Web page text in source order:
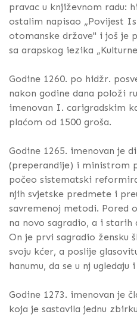
pravac u književnom radu:
ostalim napisao „Povijest
otomanske države" i još je
sa arapskog iezika
Godine 1260. po hidžr.
nakon godine dana položi
imenovan I. carigradskim
plaćom od 1500 groša.
Godine 1265. imenovan je
(preperandije) i ministrom
počeo sistematski
njih svjetske predmete i
savremenoj metodi. Pored
na novo sagradio, a i
On je prvi sagradio žensku
svoju kćer, a poslije
hanumu, da se u nj ugledaju
Godine 1273. imenovan je
koja je sastavila jednu